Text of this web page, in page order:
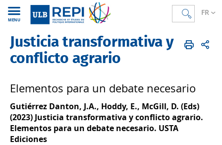
FR
MENU
REPI FR Publications Direction d'ouvrages
Justicia transformativa y
conflicto agrario
Elementos para un debate necesario
Gutiérrez Danton, J.A., Hoddy, E., McGill, D. (Eds)
(2023) Justicia transformativa y conflicto agrario.
Elementos para un debate necesario. USTA
Ediciones